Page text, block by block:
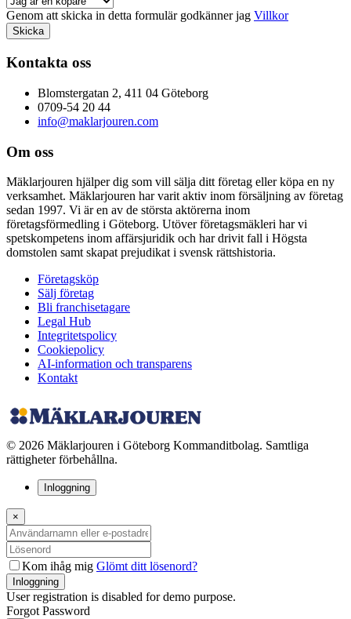
Genom att skicka in detta formulär godkänner jag Villkor
Skicka
Kontakta oss
Blomstergatan 2, 411 04 Göteborg
0709-54 20 44
info@maklarjouren.com
Om oss
Mäklarjouren hjälper dig som vill sälja ditt företag eller köpa en ny
verksamhet. Mäklarjouren har varit aktiv inom försäljning av företag
sedan 1997. Vi är en av de största aktörerna inom
företagsförmedling i Göteborg. Utöver företagsmäkleri har vi
spetskompetens inom affärsjuridik och har drivit fall i Högsta
domstolen samt skapat prejudikat i svensk rättshistoria.
Företagsköp
Sälj företag
Bli franchisetagare
Legal Hub
Integritetspolicy
Cookiepolicy
AI-information och transparens
Kontakt
© 2026 Mäklarjouren i Göteborg Kommanditbolag. Samtliga
rättigheter förbehållna.
Inloggning
×
Kom ihåg mig Glömt ditt lösenord?
Inloggning
User registration is disabled for demo purpose.
Forgot Password